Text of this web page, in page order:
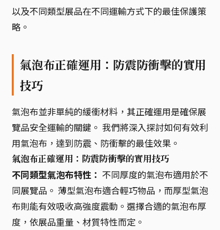
以及不同類型展品在不同運輸方式下的最佳保護策
略。
氣泡布正確運用：防震防衝擊的實用
技巧
氣泡布並非單純的緩衝材料，其正確運用是確保展
覽品安全運輸的關鍵。 我們將深入探討如何有效利
用氣泡布，達到防震、防衝擊的最佳效果。
氣泡布正確運用：防震防衝擊的實用技巧
不同類型氣泡布特性： 不同厚度的氣泡布適用於不
同展覽品。 薄型氣泡布適合輕巧物品，而厚型氣泡
布則能有效吸收高強度震動。選擇合適的氣泡布厚
度，依展品重量、材質特性而定。